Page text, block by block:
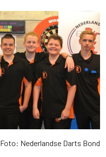
Foto: Nederlandse Darts Bond